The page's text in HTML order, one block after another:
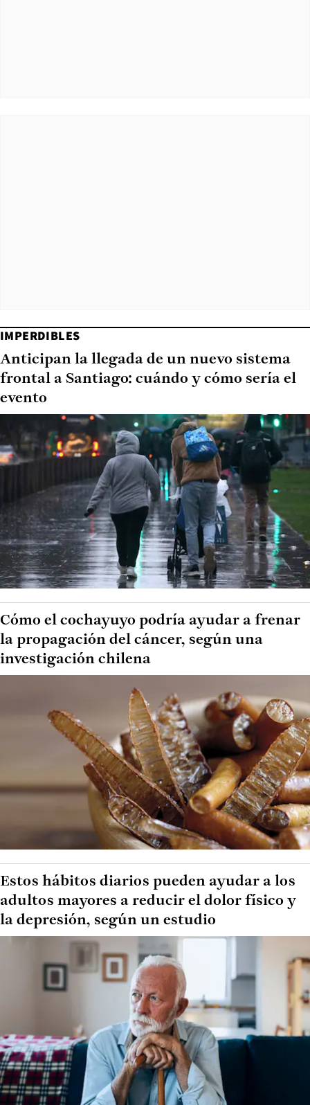
IMPERDIBLES
Anticipan la llegada de un nuevo sistema
frontal a Santiago: cuándo y cómo sería el
evento
Cómo el cochayuyo podría ayudar a frenar
la propagación del cáncer, según una
investigación chilena
Estos hábitos diarios pueden ayudar a los
adultos mayores a reducir el dolor físico y
la depresión, según un estudio